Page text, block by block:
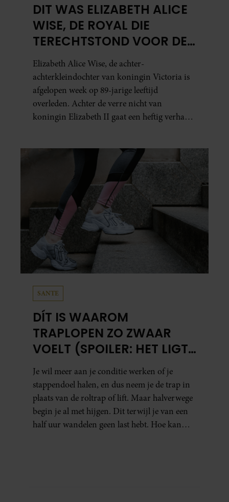
DIT WAS ELIZABETH ALICE
WISE, DE ROYAL DIE
TERECHTSTOND VOOR DE
DOOD VAN HAAR BABY
Elizabeth Alice Wise, de achter-
achterkleindochter van koningin Victoria is
afgelopen week op 89-jarige leeftijd
overleden. Achter de verre nicht van
koningin Elizabeth II gaat een heftig verhaal
SANTE
DÍT IS WAAROM
TRAPLOPEN ZO ZWAAR
VOELT (SPOILER: HET LIGT
NIET AAN JE CONDITIE)
Je wil meer aan je conditie werken of je
stappendoel halen, en dus neem je de trap in
plaats van de roltrap of lift. Maar halverwege
begin je al met hijgen. Dit terwijl je van een
half uur wandelen geen last hebt. Hoe kan